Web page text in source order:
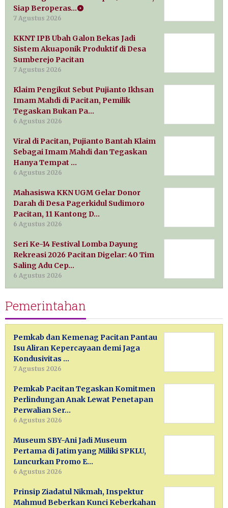
Siap Beroperas…
7 Agustus 2026
KKNT IPB Ubah Galon Bekas Jadi
Sistem Akuaponik Produktif di Desa
Sumberejo Pacitan
7 Agustus 2026
Klaim Pengikut Sebut Pujianto Ikhsan
Imam Mahdi di Pacitan, Pemilik
Tegaskan Bukan Pa…
6 Agustus 2026
Viral di Pacitan, Pujianto Bantah Klaim
Sebagai Imam Mahdi dan Tegaskan
Hanya Tempat …
6 Agustus 2026
Mahasiswa KKN UGM Gelar Donor
Darah di Desa Pagerkidul Sudimoro
Pacitan, 11 Kantong D…
6 Agustus 2026
Seri Ke-14 Festival Lomba Dayung
Rekreasi 2026 Pacitan Digelar: 40 Tim
Saling Adu Cep…
6 Agustus 2026
Pemerintahan
Pemkab dan Kemenag Pacitan Pantau
Isu Aliran Kepercayaan demi Jaga
Kondusivitas …
7 Agustus 2026
Pemkab Pacitan Tegaskan Komitmen
Perlindungan Anak Lewat Penetapan
Perwalian Ser…
6 Agustus 2026
Museum SBY-Ani Jadi Museum
Pertama di Jatim yang Miliki SPKLU,
Luncurkan Promo E…
6 Agustus 2026
Prinsip Ziadatul Nikmah, Inspektur
Mahmud Beberkan Kunci Keberkahan